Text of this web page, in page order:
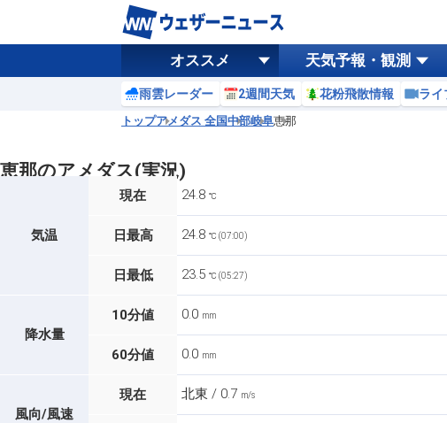
オススメ 天気予報・観測
雨雲レーダー 2週間天気 花粉飛散情報 ライ
トップアメダス 全国中部岐阜恵那
恵那のアメダス(実況)
気温
現在 24.8 ℃
日最高 24.8 ℃ (07:00)
日最低 23.5 ℃ (05:27)
降水量
10分値 0.0 mm
60分値 0.0 mm
風向/風速
現在 北東 / 0.7 m/s